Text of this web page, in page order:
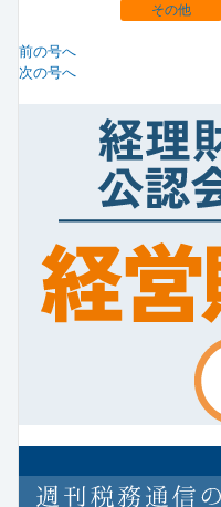
その他
前の号へ
次の号へ